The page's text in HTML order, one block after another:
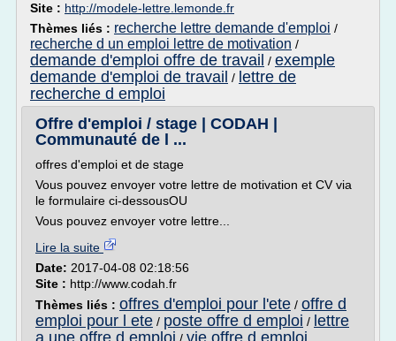
Site : http://modele-lettre.lemonde.fr
Thèmes liés : recherche lettre demande d'emploi /
recherche d un emploi lettre de motivation /
demande d'emploi offre de travail / exemple
demande d'emploi de travail / lettre de
recherche d emploi
Offre d'emploi / stage | CODAH |
Communauté de l ...
offres d'emploi et de stage
Vous pouvez envoyer votre lettre de motivation et CV via
le formulaire ci-dessousOU
Vous pouvez envoyer votre lettre...
Lire la suite
Date: 2017-04-08 02:18:56
Site : http://www.codah.fr
Thèmes liés : offres d'emploi pour l'ete / offre d
emploi pour l ete / poste offre d emploi / lettre
a une offre d emploi
vie offre d emploi